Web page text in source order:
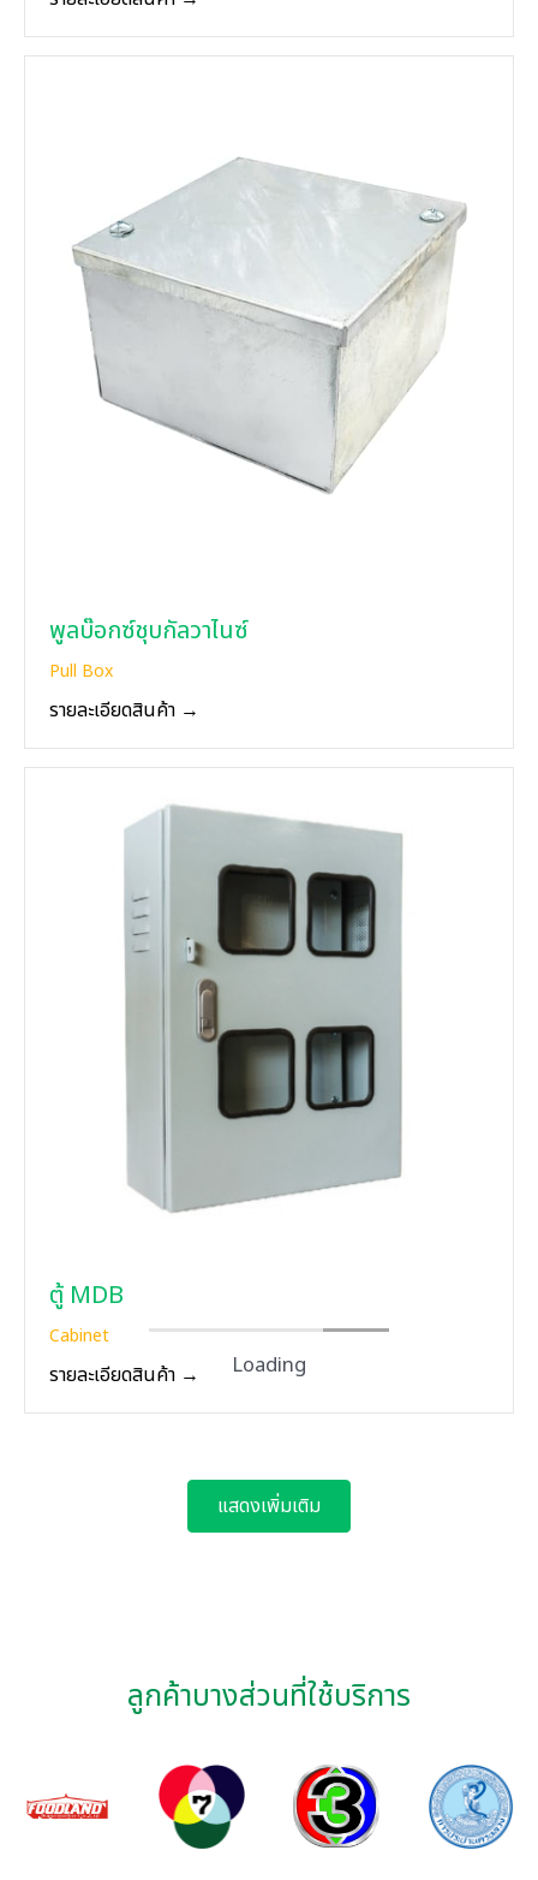
พูลบ๊อกซ์ชุบกัลวาไนซ์
Pull Box
รายละเอียดสินค้า →
ตู้ MDB
Cabinet
รายละเอียดสินค้า → Loading
แสดงเพิ่มเติม
ลูกค้าบางส่วนที่ใช้บริการ